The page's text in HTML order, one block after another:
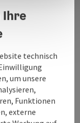
Ihre
technisch
um unsere
Funktionen
externe